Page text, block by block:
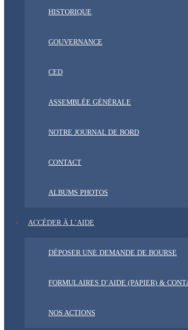
HISTORIQUE
GOUVERNANCE
CED
ASSEMBLÉE GÉNÉRALE
NOTRE JOURNAL DE BORD
CONTACT
ALBUMS PHOTOS
ACCÉDER À L’AIDE
DÉPOSER UNE DEMANDE DE BOURSE
FORMULAIRES D’AIDE (PAPIER) &
NOS ACTIONS